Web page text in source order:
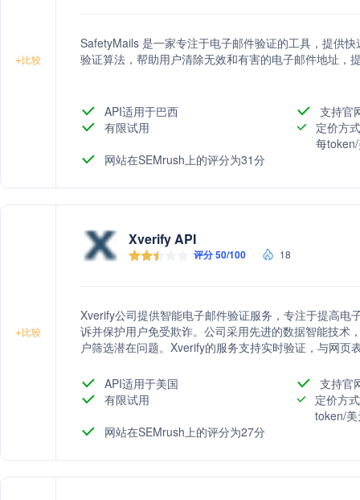
+比较
SafetyMails 是一家专注于电子邮件验证的工具，提供
验证算法，帮助用户清除无效和有害的电子邮件地址，
API适用于巴西
支持官
有限试用
定价方
每
网站在SEMrush上的评分为31分
+比较
Xverify API
评分 50/100 18
Xverify公司提供智能电子邮件验证服务，专注于提高电
诉并保护用户免受欺诈。公司采用先进的数据智能技术
户筛选潜在问题。Xverify的服务支持实时验证，与网
户的邮件营销效果。
API适用于美国
支持官
有限试用
定价方
token/
网站在SEMrush上的评分为27分